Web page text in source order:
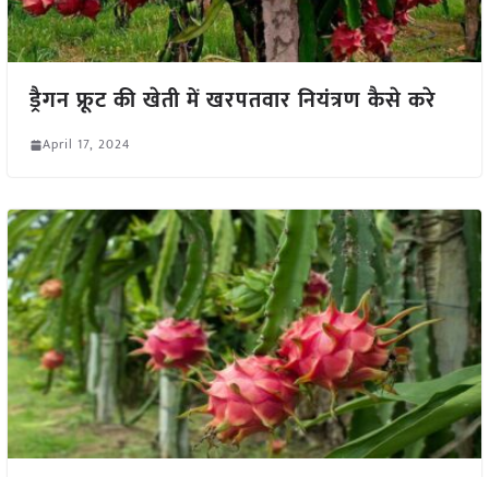
ड्रैगन फ्रूट की खेती में खरपतवार नियंत्रण कैसे करे
April 17, 2024